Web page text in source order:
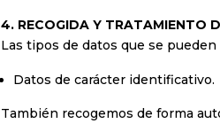
4. RECOGIDA Y TRATAMIENTO
Las tipos de datos que se
Datos de carácter identificativo.
También recogemos de forma